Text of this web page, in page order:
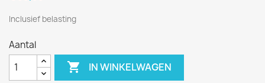
Inclusief belasting
Aantal
 IN WINKELWAGEN